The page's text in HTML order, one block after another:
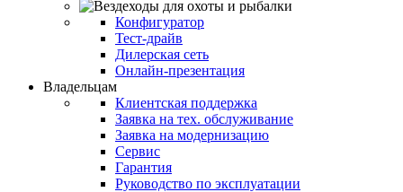
Конфигуратор
Тест-драйв
Дилерская сеть
Онлайн-презентация
Владельцам
Клиентская поддержка
Заявка на тех. обслуживание
Заявка на модернизацию
Сервис
Гарантия
Руководство по эксплуатации